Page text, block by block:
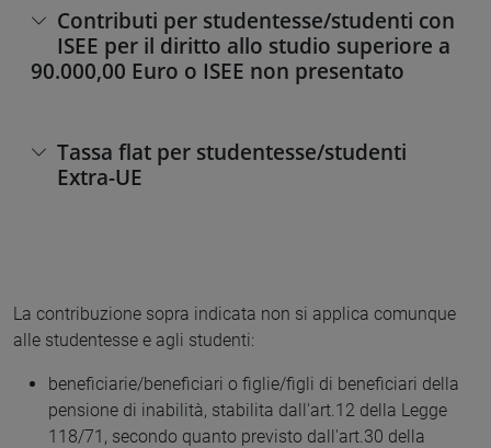
Contributi per studentesse/studenti con
ISEE per il diritto allo studio superiore a
90.000,00 Euro o ISEE non presentato
Tassa flat per studentesse/studenti
Extra-UE
La contribuzione sopra indicata non si applica comunque
alle studentesse e agli studenti:
beneficiarie/beneficiari o figlie/figli di beneficiari della
pensione di inabilità, stabilita dall'art.12 della Legge
118/71, secondo quanto previsto dall'art.30 della